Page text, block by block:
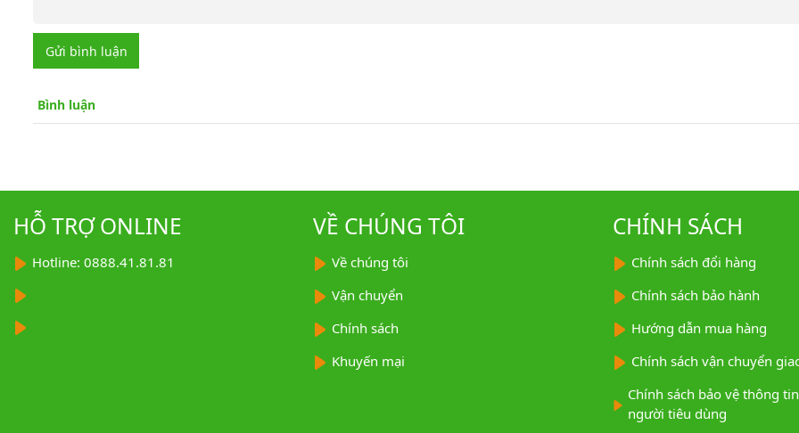
Gửi bình luận
Bình luận
HỖ TRỢ ONLINE
Hotline: 0888.41.81.81
VỀ CHÚNG TÔI
Về chúng tôi
Vận chuyển
Chính sách
Khuyến mại
CHÍNH SÁCH
Chính sách đổi hàng
Chính sách bảo hành
Hướng dẫn mua hàng
Chính sách vận chuyển
Chính sách bảo vệ thông
người tiêu dùng